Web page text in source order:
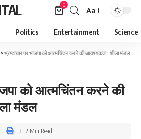
0
Aa
Politics Entertainment Science
>भ्रष्टाचार पर भाजपा को आत्मचिंतन करने की आवश्यकता : शीला मंडल
को आत्मचिंतन करने की
मंडल
2 Min Read